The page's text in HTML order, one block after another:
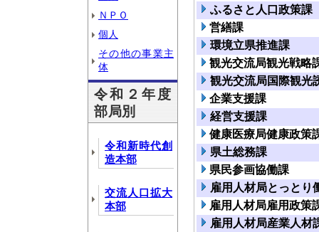
ＮＰＯ
個人
その他の事業主
体
令和２年度
部局別
令和新時代創
造本部
交流人口拡大
本部
ふるさと人口政策課
営繕課
環境立県推進課
観光交流局観光戦略
観光交流局国際観光
企業支援課
経営支援課
健康医療局健康政策
県土総務課
県民参画協働課
雇用人材局とっとり
雇用人材局雇用政策
雇用人材局産業人材